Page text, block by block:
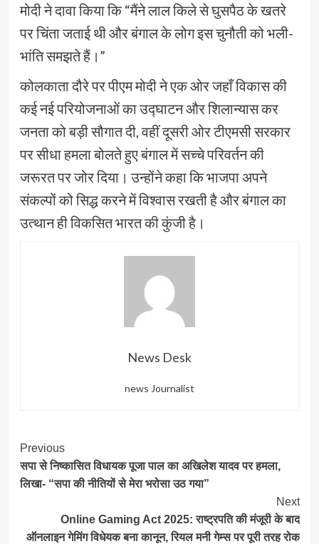
मोदी ने दावा किया कि “मैंने लाल किले से घुसपैठ के खतरे
पर चिंता जताई थी और बंगाल के लोग इस चुनौती को भली-
भांति समझते हैं।”
कोलकाता दौरे पर पीएम मोदी ने एक ओर जहाँ विकास की
कई नई परियोजनाओं का उद्घाटन और शिलान्यास कर
जनता को बड़ी सौगात दी, वहीं दूसरी ओर टीएमसी सरकार
पर सीधा हमला बोलते हुए बंगाल में सच्चे परिवर्तन की
जरूरत पर जोर दिया। उन्होंने कहा कि भाजपा अपने
संकल्पों को सिद्ध करने में विश्वास रखती है और बंगाल का
उत्थान ही विकसित भारत की कुंजी है।
News Desk
news Journalist
Post
Navigation
Previous
सपा से निष्कासित विधायक पूजा पाल का अखिलेश यादव पर हमला,
लिखा- “सपा की नीतियों से मेरा भरोसा उठ गया”
Next
Online Gaming Act 2025: राष्ट्रपति की मंजूरी के बाद
ऑनलाइन गेमिंग विधेयक बना कानून, रियल मनी गेम्स पर पूरी तरह रोक